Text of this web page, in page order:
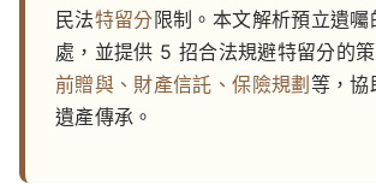
民法特留分限制。本文解析預立遺
處，並提供 5 招合法規避特留分的
前贈與、財產信託、保險規劃 等，協
遺產傳承。